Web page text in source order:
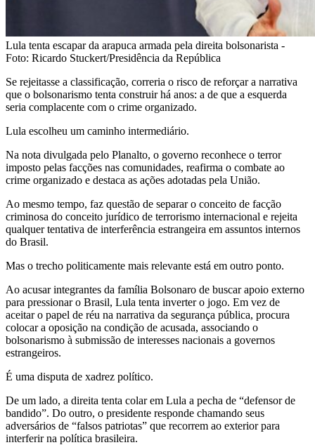
Lula tenta escapar da arapuca armada pela direita bolsonarista -
Foto: Ricardo Stuckert/Presidência da República
Se rejeitasse a classificação, correria o risco de reforçar a narrativa
que o bolsonarismo tenta construir há anos: a de que a esquerda
seria complacente com o crime organizado.
Lula escolheu um caminho intermediário.
Na nota divulgada pelo Planalto, o governo reconhece o terror
imposto pelas facções nas comunidades, reafirma o combate ao
crime organizado e destaca as ações adotadas pela União.
Ao mesmo tempo, faz questão de separar o conceito de facção
criminosa do conceito jurídico de terrorismo internacional e rejeita
qualquer tentativa de interferência estrangeira em assuntos internos
do Brasil.
Mas o trecho politicamente mais relevante está em outro ponto.
Ao acusar integrantes da família Bolsonaro de buscar apoio externo
para pressionar o Brasil, Lula tenta inverter o jogo. Em vez de
aceitar o papel de réu na narrativa da segurança pública, procura
colocar a oposição na condição de acusada, associando o
bolsonarismo à submissão de interesses nacionais a governos
estrangeiros.
É uma disputa de xadrez político.
De um lado, a direita tenta colar em Lula a pecha de “defensor de
bandido”. Do outro, o presidente responde chamando seus
adversários de “falsos patriotas” que recorrem ao exterior para
interferir na política brasileira.